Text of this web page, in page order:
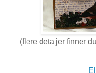
(flere detaljer finner